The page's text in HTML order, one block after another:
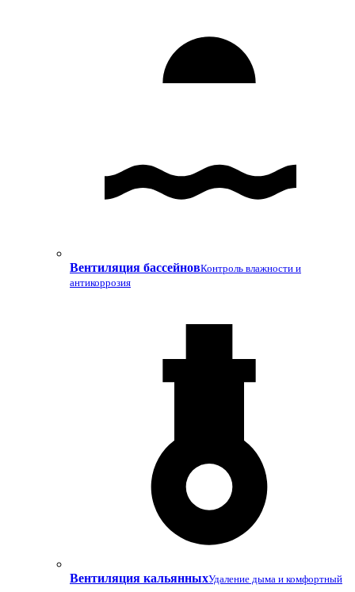
Вентиляция бассейновКонтроль влажности и
антикоррозия
Вентиляция кальянныхУдаление дыма и комфортный